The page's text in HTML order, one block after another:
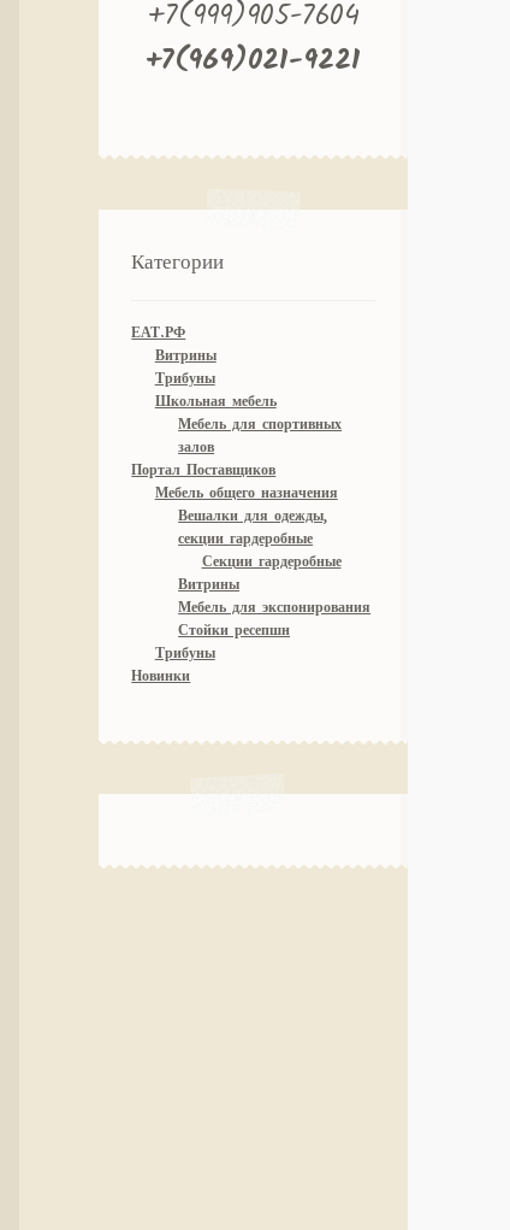
+7(999)905-7604
+7(969)021-9221
Категории
ЕАТ.РФ
Витрины
Трибуны
Школьная мебель
Мебель для спортивных
залов
Портал Поставщиков
Мебель общего назначения
Вешалки для одежды,
секции гардеробные
Секции гардеробные
Витрины
Мебель для экспонирования
Стойки ресепшн
Трибуны
Новинки